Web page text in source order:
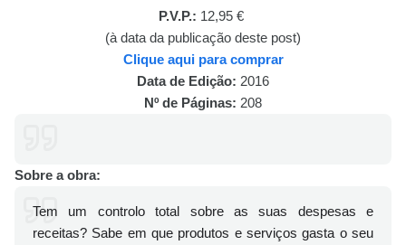
P.V.P.: 12,95 €
(à data da publicação deste post)
Clique aqui para comprar
Data de Edição: 2016
Nº de Páginas: 208
Sobre a obra:
Tem um controlo total sobre as suas despesas e
receitas? Sabe em que produtos e serviços gasta o seu